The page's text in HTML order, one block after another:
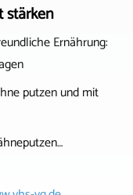
stärken
Ernährung:
putzen und mit